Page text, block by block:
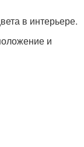
в интерьере.
и